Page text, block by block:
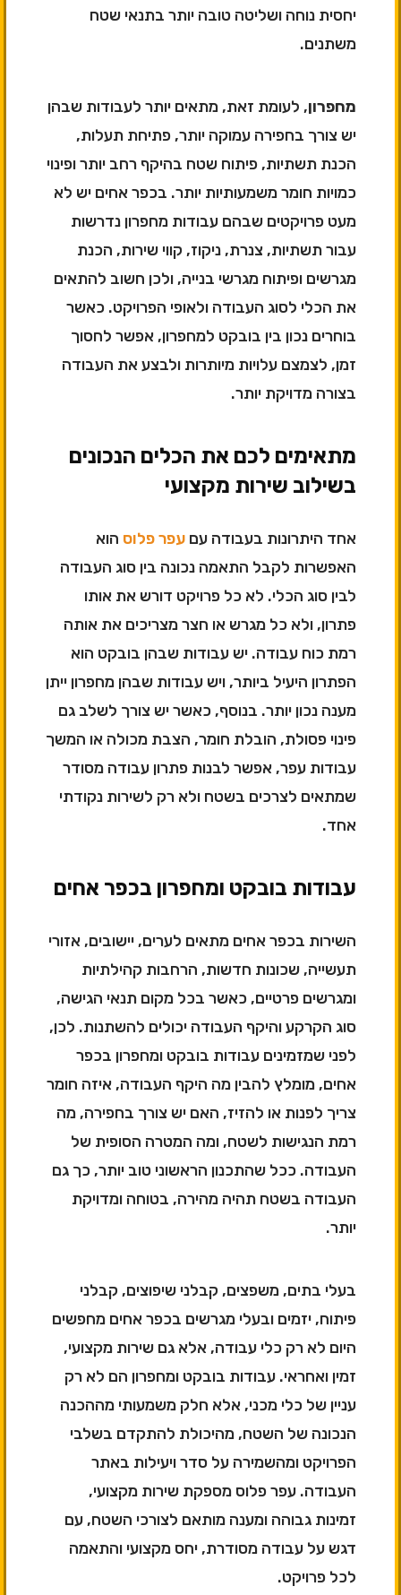
יחסית נוחה ושליטה טובה יותר בתנאי שטח
משתנים.
מחפרון, לעומת זאת, מתאים יותר לעבודות שבהן
יש צורך בחפירה עמוקה יותר, פתיחת תעלות,
הכנת תשתיות, פיתוח שטח בהיקף רחב יותר ופינוי
כמויות חומר משמעותיות יותר. בכפר אחים יש לא
מעט פרויקטים שבהם עבודות מחפרון נדרשות
עבור תשתיות, צנרת, ניקוז, קווי שירות, הכנת
מגרשים ופיתוח מגרשי בנייה, ולכן חשוב להתאים
את הכלי לסוג העבודה ולאופי הפרויקט. כאשר
בוחרים נכון בין בובקט למחפרון, אפשר לחסוך
זמן, לצמצם עלויות מיותרות ולבצע את העבודה
בצורה מדויקת יותר.
מתאימים לכם את הכלים הנכונים
בשילוב שירות מקצועי
אחד היתרונות בעבודה עםעפר פלוס הוא
האפשרות לקבל התאמה נכונה בין סוג העבודה
לבין סוג הכלי. לא כל פרויקט דורש את אותו
פתרון, ולא כל מגרש או חצר מצריכים את אותה
רמת כוח עבודה. יש עבודות שבהן בובקט הוא
הפתרון היעיל ביותר, ויש עבודות שבהן מחפרון ייתן
מענה נכון יותר. בנוסף, כאשר יש צורך לשלב גם
פינוי פסולת, הובלת חומר, הצבת מכולה או המשך
עבודות עפר, אפשר לבנות פתרון עבודה מסודר
שמתאים לצרכים בשטח ולא רק לשירות נקודתי
אחד.
עבודות בובקט ומחפרון בכפר אחים
השירות בכפר אחים מתאים לערים, יישובים, אזורי
תעשייה, שכונות חדשות, הרחבות קהילתיות
ומגרשים פרטיים, כאשר בכל מקום תנאי הגישה,
סוג הקרקע והיקף העבודה יכולים להשתנות. לכן,
לפני שמזמינים עבודות בובקט ומחפרון בכפר
אחים, מומלץ להבין מה היקף העבודה, איזה חומר
צריך לפנות או להזיז, האם יש צורך בחפירה, מה
רמת הנגישות לשטח, ומה המטרה הסופית של
העבודה. ככל שהתכנון הראשוני טוב יותר, כך גם
העבודה בשטח תהיה מהירה, בטוחה ומדויקת
יותר.
בעלי בתים, משפצים, קבלני שיפוצים, קבלני
פיתוח, יזמים ובעלי מגרשים בכפר אחים מחפשים
היום לא רק כלי עבודה, אלא גם שירות מקצועי,
זמין ואחראי. עבודות בובקט ומחפרון הם לא רק
עניין של כלי מכני, אלא חלק משמעותי מההכנה
הנכונה של השטח, מהיכולת להתקדם בשלבי
הפרויקט ומהשמירה על סדר ויעילות באתר
העבודה. עפר פלוס מספקת שירות מקצועי,
זמינות גבוהה ומענה מותאם לצורכי השטח, עם
דגש על עבודה מסודרת, יחס מקצועי והתאמה
לכל פרויקט.